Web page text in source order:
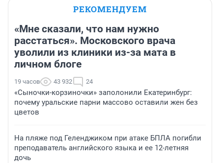
РЕКОМЕНДУЕМ
«Мне сказали, что нам нужно
расстаться». Московского врача
уволили из клиники из-за мата в
личном блоге
19 часов 43 932 24
«Сыночки-корзиночки» заполонили Екатеринбург:
почему уральские парни массово оставили жен без
цветов
На пляже под Геленджиком при атаке БПЛА погибли
преподаватель английского языка и ее 12-летняя
дочь